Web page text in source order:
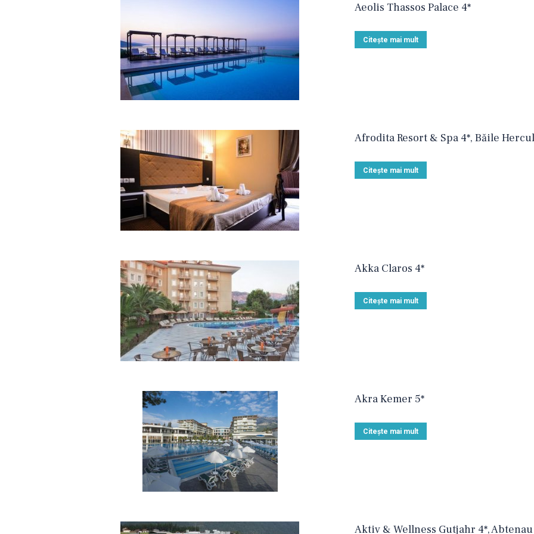
Aeolis Thassos Palace 4*
Citește mai mult
Afrodita Resort & Spa 4*, Băile
Citește mai mult
Akka Claros 4*
Citește mai mult
Akra Kemer 5*
Citește mai mult
Aktiv & Wellness Gutjahr 4*, Abtenau